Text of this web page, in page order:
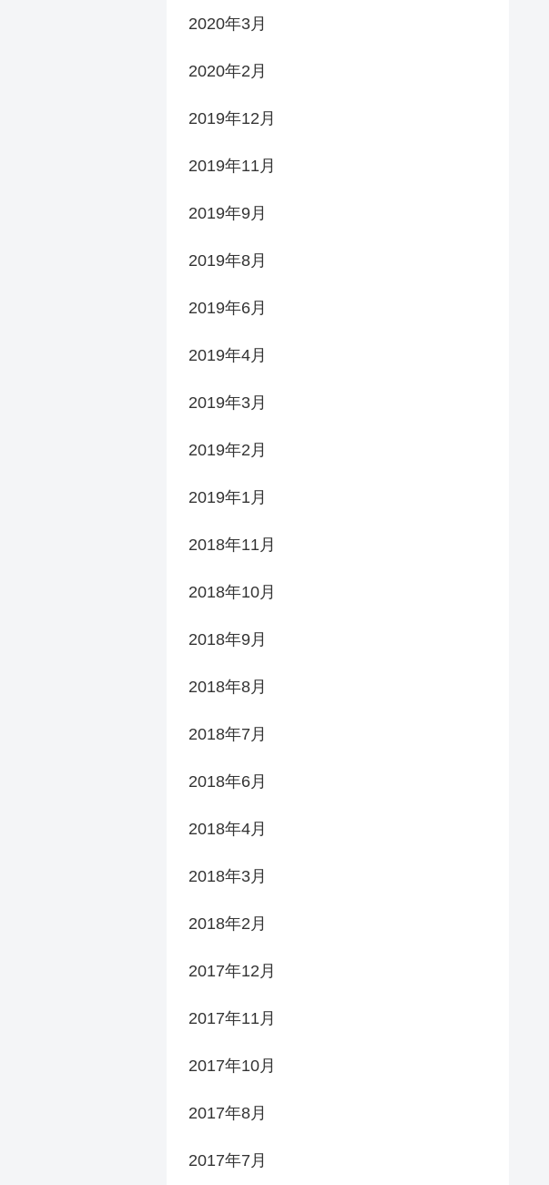
2020年3月
2020年2月
2019年12月
2019年11月
2019年9月
2019年8月
2019年6月
2019年4月
2019年3月
2019年2月
2019年1月
2018年11月
2018年10月
2018年9月
2018年8月
2018年7月
2018年6月
2018年4月
2018年3月
2018年2月
2017年12月
2017年11月
2017年10月
2017年8月
2017年7月